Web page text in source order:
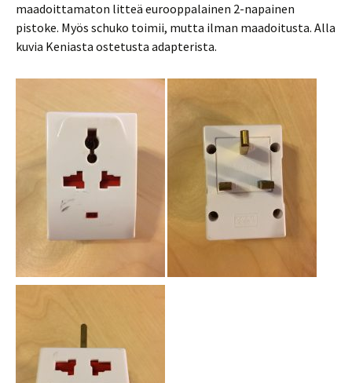
maadoittamaton litteä eurooppalainen 2-napainen
pistoke. Myös schuko toimii, mutta ilman maadoitusta. Alla
kuvia Keniasta ostetusta adapterista.